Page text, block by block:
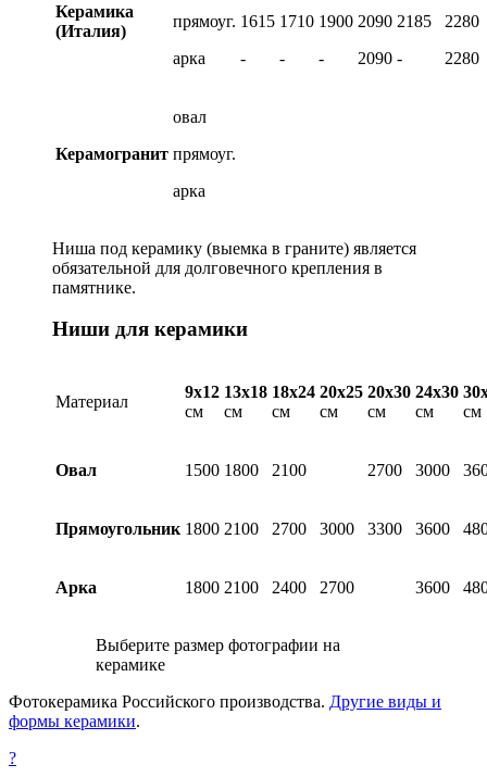
Керамика
(Италия)
прямоуг.
арка
1615
-
1710
-
1900
-
2090
2090
2185
-
2280
2280
Керамогранит
овал
прямоуг.
арка
Ниша под керамику (выемка в граните) является
обязательной для долговечного крепления в
памятнике.
Ниши для керамики
Материал
9х12
см
13х18
см
18х24
см
20х25
см
20х30
см
24х30
см
см
Овал 1500 1800 2100 2700 3000
Прямоугольник 1800 2100 2700 3000 3300 3600
Арка 1800 2100 2400 2700 3600
Выберите размер фотографии на
керамике
Фотокерамика Российского производства. Другие виды и
формы керамики.
?